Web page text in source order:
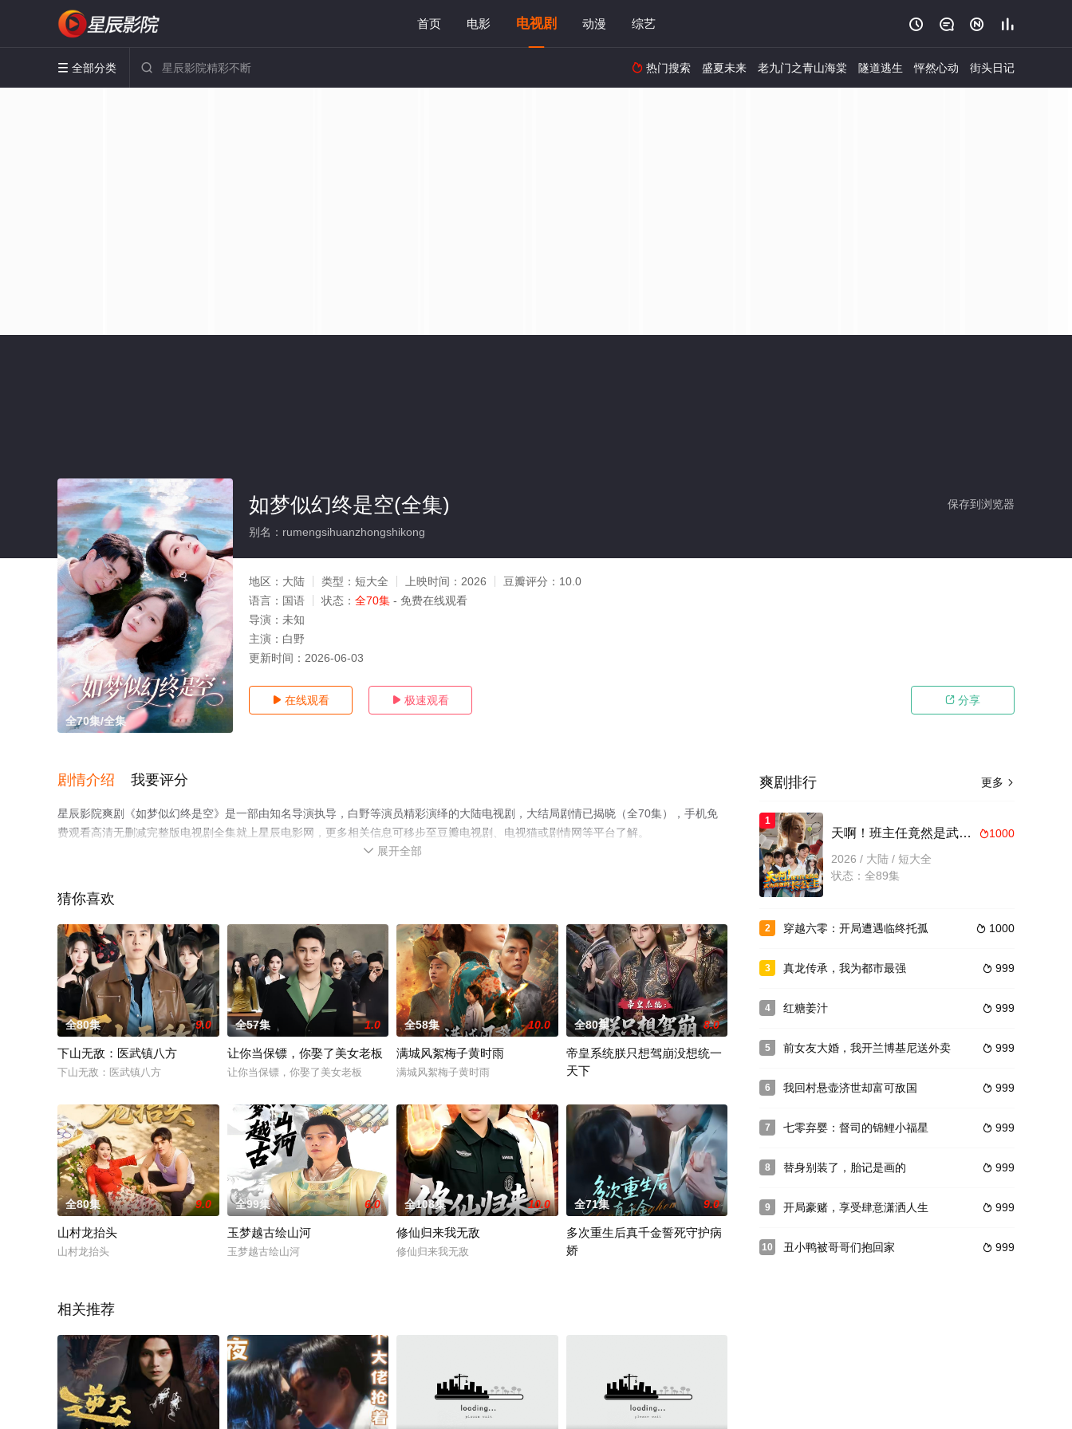
首页 电影 电视剧 动漫 综艺    
 全部分类   热门搜索 盛夏未来 老九门之青山海棠 隧道逃生 怦然心动 街头日记
全70集/全集
保存到浏览器
如梦似幻终是空(全集)
别名：rumengsihuanzhongshikong
地区： 大陆 类型： 短大全 上映时间： 2026 豆瓣评分： 10.0
语言： 国语 状态： 全70集 - 免费在线观看
导演： 未知
主演： 白野
更新时间： 2026-06-03
 在线观看  极速观看  分享
剧情介绍 我要评分
星辰影院爽剧《如梦似幻终是空》是一部由知名导演执导，白野等演员精彩演绎的大陆电视剧，大结局剧情已揭晓（全70集），手机免
费观看高清无删减完整版电视剧全集就上星辰电影网，更多相关信息可移步至豆瓣电视剧、电视猫或剧情网等平台了解。
 展开全部
猜你喜欢
全80集 9.0
下山无敌：医武镇八方
下山无敌：医武镇八方
全57集 1.0
让你当保镖，你娶了美女老板
让你当保镖，你娶了美女老板
全58集 10.0
满城风絮梅子黄时雨
满城风絮梅子黄时雨
全80集 8.0
帝皇系统朕只想驾崩没想统一
天下
全80集 9.0
山村龙抬头
山村龙抬头
全99集 6.0
玉梦越古绘山河
玉梦越古绘山河
全108集 10.0
修仙归来我无敌
修仙归来我无敌
全71集 9.0
多次重生后真千金誓死守护病
娇
相关推荐
更多 
爽剧排行
1
1000
天啊！班主任竟然是武功高强的长公主
2026 / 大陆 / 短大全
状态：全89集
2  1000
穿越六零：开局遭遇临终托孤
3  999
真龙传承，我为都市最强
4  999
红糖姜汁
5  999
前女友大婚，我开兰博基尼送外卖
6  999
我回村悬壶济世却富可敌国
7  999
七零弃婴：督司的锦鲤小福星
8  999
替身别装了，胎记是画的
9  999
开局豪赌，享受肆意潇洒人生
10  999
丑小鸭被哥哥们抱回家